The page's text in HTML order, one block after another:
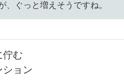
、ぐっと増えそうですね。
佇む
ション